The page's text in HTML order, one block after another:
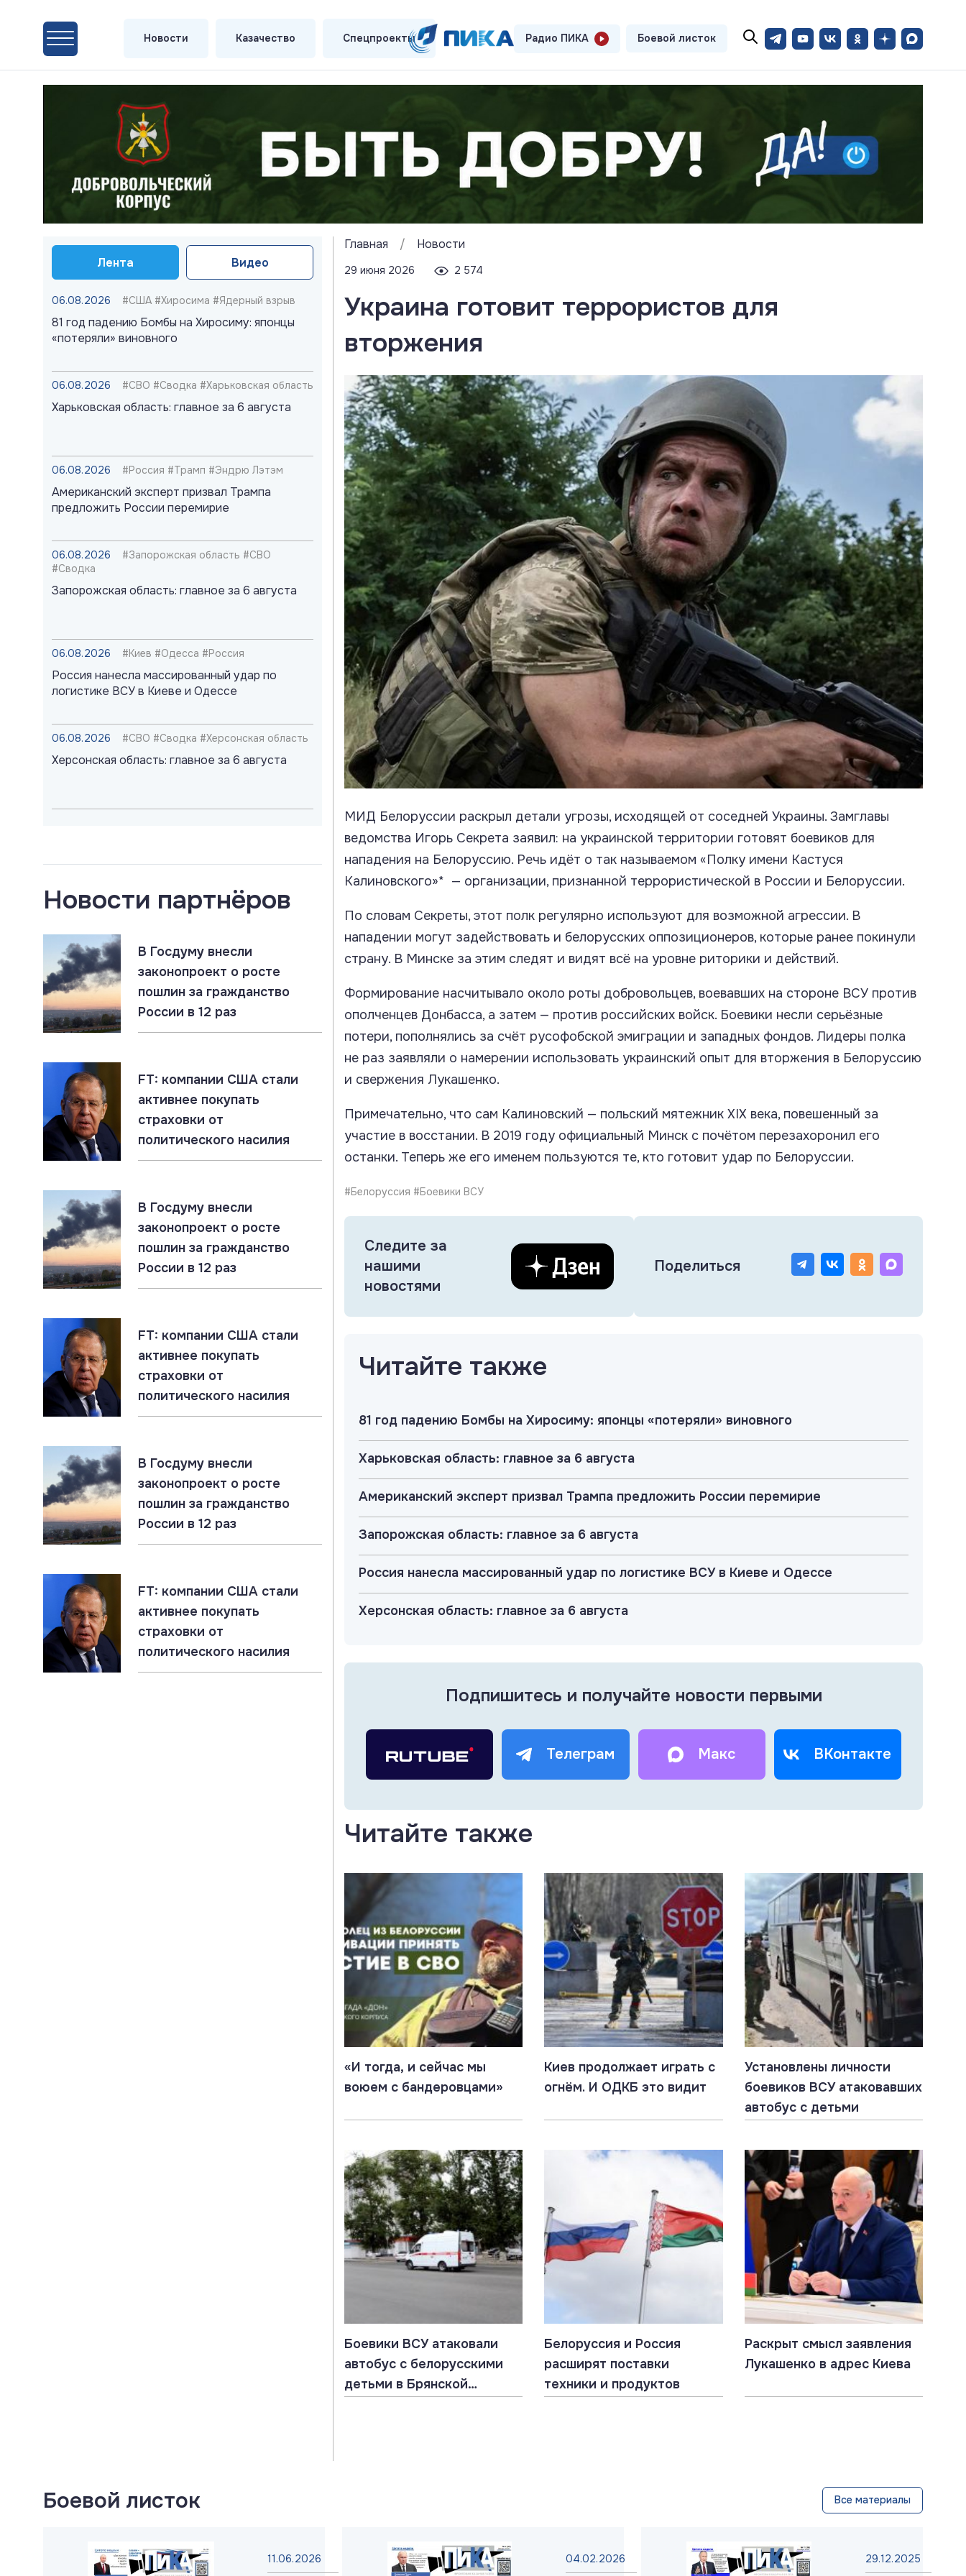
Новости Казачество Спецпроекты Радио ПИКА Боевой листок
Лента Видео
06.08.2026 #США #Хиросима #Ядерный взрыв
81 год падению Бомбы на Хиросиму: японцы
«потеряли» виновного
06.08.2026 #СВО #Сводка #Харьковская область
Харьковская область: главное за 6 августа
06.08.2026 #Россия #Трамп #Эндрю Лэтэм
Американский эксперт призвал Трампа
предложить России перемирие
06.08.2026
#Запорожская область #СВО
#Сводка
Запорожская область: главное за 6 августа
06.08.2026 #Киев #Одесса #Россия
Россия нанесла массированный удар по
логистике ВСУ в Киеве и Одессе
06.08.2026 #СВО #Сводка #Херсонская область
Херсонская область: главное за 6 августа
польских наёмников в ВСУ
06.08.2026 #ДНР #СВО #Сводка
06.08.2026 #«Циркон» #Гиперзвук #ПВО
«Цирконы» бьют по наземным целям. Россия
накапливает уникальный опыт
06.08.2026 #ЛНР #СВО #Сводка
ЛНР: главное за 6 августа
06.08.2026 #Гиперзвук #Киев #Ракеты
удары по инфраструктуре ВСУ неизбежны
05.08.2026 #СВО #Сводка #Харьковская область
Харьковская область: главное за 5 августа
Новости партнёров
В Госдуму внесли
законопроект о росте
пошлин за гражданство
России в 12 раз
FT: компании США стали
активнее покупать
страховки от
политического насилия
В Госдуму внесли
законопроект о росте
пошлин за гражданство
России в 12 раз
FT: компании США стали
активнее покупать
страховки от
политического насилия
В Госдуму внесли
законопроект о росте
пошлин за гражданство
России в 12 раз
FT: компании США стали
активнее покупать
страховки от
политического насилия
Главная / Новости
29 июня 2026 2 574
Украина готовит террористов для
вторжения
МИД Белоруссии раскрыл детали угрозы, исходящей от соседней Украины. Замглавы
ведомства Игорь Секрета заявил: на украинской территории готовят боевиков для
нападения на Белоруссию. Речь идёт о так называемом «Полку имени Кастуся
Калиновского»* — организации, признанной террористической в России и Белоруссии.
По словам Секреты, этот полк регулярно используют для возможной агрессии. В
нападении могут задействовать и белорусских оппозиционеров, которые ранее покинули
страну. В Минске за этим следят и видят всё на уровне риторики и действий.
Формирование насчитывало около роты добровольцев, воевавших на стороне ВСУ против
ополченцев Донбасса, а затем — против российских войск. Боевики несли серьёзные
потери, пополнялись за счёт русофобской эмиграции и западных фондов. Лидеры полка
не раз заявляли о намерении использовать украинский опыт для вторжения в Белоруссию
и свержения Лукашенко.
Примечательно, что сам Калиновский — польский мятежник XIX века, повешенный за
участие в восстании. В 2019 году официальный Минск с почётом перезахоронил его
останки. Теперь же его именем пользуются те, кто готовит удар по Белоруссии.
#Белоруссия #Боевики ВСУ
Следите за
нашими
новостями
Поделиться
Читайте также
81 год падению Бомбы на Хиросиму: японцы «потеряли» виновного
Харьковская область: главное за 6 августа
Американский эксперт призвал Трампа предложить России перемирие
Запорожская область: главное за 6 августа
Россия нанесла массированный удар по логистике ВСУ в Киеве и Одессе
Херсонская область: главное за 6 августа
Подпишитесь и получайте новости первыми
Телеграм Макс ВКонтакте
Читайте также
«И тогда, и сейчас мы
воюем с бандеровцами»
Киев продолжает играть с
огнём. И ОДКБ это видит
Установлены личности
боевиков ВСУ атаковавших
автобус с детьми
Боевики ВСУ атаковали
автобус с белорусскими
детьми в Брянской
Белоруссия и Россия
расширят поставки
техники и продуктов
Раскрыт смысл заявления
Лукашенко в адрес Киева
Боевой листок Все материалы
11.06.2026 04.02.2026 29.12.2025